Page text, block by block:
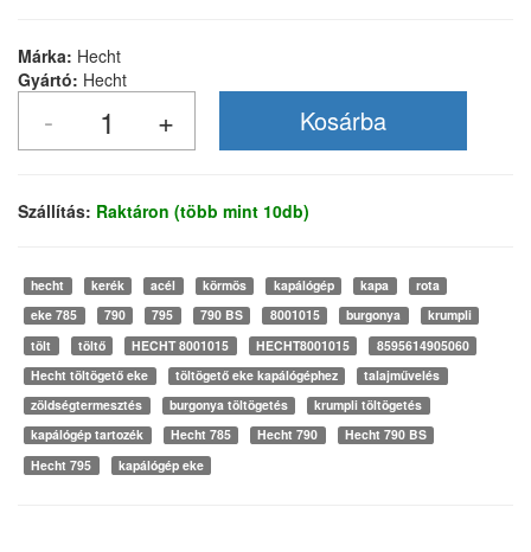
Márka: Hecht
Gyártó: Hecht
Szállítás: Raktáron (több mint 10db)
hecht kerék acél körmös kapálógép kapa
rota
eke 785
790 795 790 BS 8001015 burgonya
krumpli
tölt
töltő HECHT 8001015 HECHT8001015
8595614905060
Hecht töltögető eke
töltögető eke kapálógéphez
talajművelés
zöldségtermesztés
burgonya töltögetés
krumpli töltögetés
kapálógép tartozék
Hecht 785 Hecht 790
Hecht 790 BS
Hecht 795
kapálógép eke